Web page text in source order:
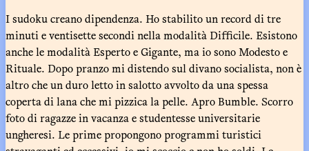
I sudoku creano dipendenza. Ho stabilito un record di tre
minuti e ventisette secondi nella modalità Difficile. Esistono
anche le modalità Esperto e Gigante, ma io sono Modesto e
Rituale. Dopo pranzo mi distendo sul divano socialista, non è
altro che un duro letto in salotto avvolto da una spessa
coperta di lana che mi pizzica la pelle. Apro Bumble. Scorro
foto di ragazze in vacanza e studentesse universitarie
ungheresi. Le prime propongono programmi turistici